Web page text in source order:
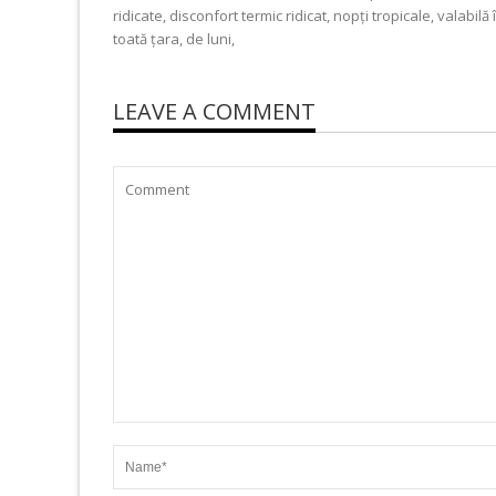
ridicate, disconfort termic ridicat, nopți tropicale, valabilă
toată țara, de luni,
LEAVE A COMMENT